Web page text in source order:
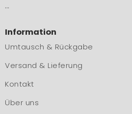
…
Information
Umtausch & Rückgabe
Versand & Lieferung
Kontakt
Über uns